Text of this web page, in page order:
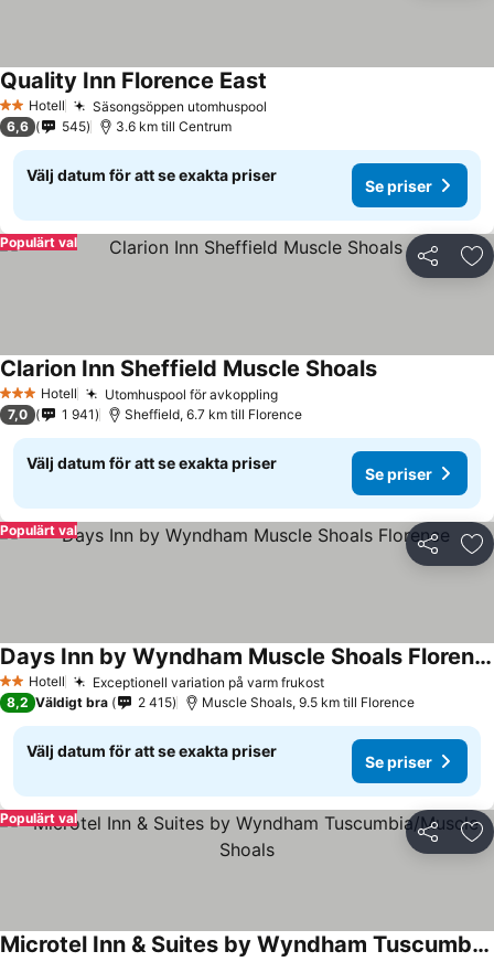
2 Stjärnor
Hotell Säsongsöppen utomhuspool
Quality Inn Florence East
6,6 545 3.6 km till Centrum
Välj datum för att se exakta priser
Se priser
Dela
Populärt val
3 StjärnorHotell Utomhuspool för avkoppling
Clarion Inn Sheffield Muscle Shoals
7,0 1 941 Sheffield, 6.7 km till Florence
Välj datum för att se exakta priser
Se priser
Dela
Populärt val
2 Stjärnor
Hotell Exceptionell variation på varm frukost
Days Inn by Wyndham Muscle Shoals Florence
8,2 Väldigt bra 2 415 Muscle Shoals, 9.5 km till Florence
Välj datum för att se exakta priser
Se priser
Dela
Populärt val
Microtel Inn & Suites by Wyndham Tuscumbia/Muscle Shoals